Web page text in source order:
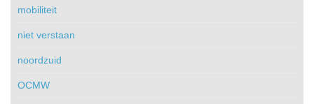
mobiliteit
niet verstaan
noordzuid
OCMW